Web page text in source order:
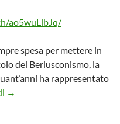
ao5wuLlbJq/
spesa per mettere in
del Berlusconismo, la
ha rappresentato
sconfiggere il
→